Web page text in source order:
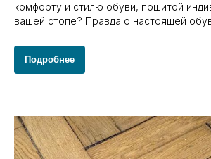
комфорту и стилю обуви, пошитой
вашей стопе? Правда о настоящей
Подробнее